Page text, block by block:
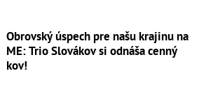
Obrovský úspech pre našu krajinu na
ME: Trio Slovákov si odnáša cenný
kov!